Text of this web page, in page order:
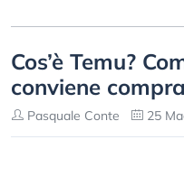
Cos’è Temu?
conviene
Pasquale Conte 25